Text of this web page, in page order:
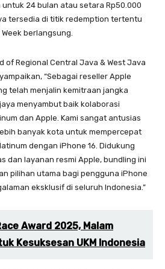
untuk 24 bulan atau setara Rp50.000
tersedia di titik redemption tertentu
berlangsung.
of Regional Central Java & West Java
“Sebagai reseller Apple
telah menjalin kemitraan jangka
menyambut baik kolaborasi
dan Apple. Kami sangat antusias
banyak kota untuk mempercepat
dengan iPhone 16. Didukung
dan layanan resmi Apple, bundling ini
pilihan utama bagi pengguna iPhone
eksklusif di seluruh Indonesia.”
Award 2025, Malam
Kesuksesan UKM Indonesia